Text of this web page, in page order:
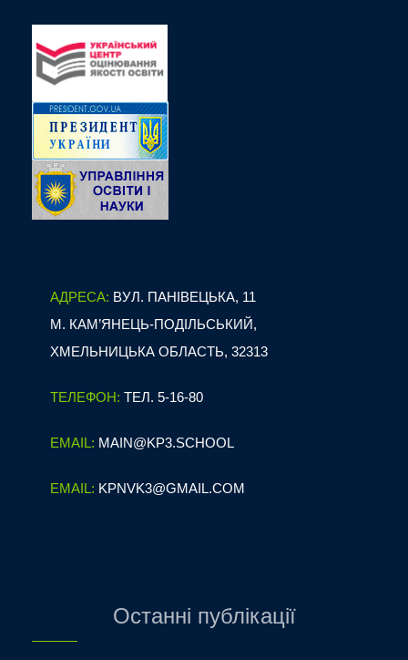
АДРЕСА: ВУЛ. ПАНІВЕЦЬКА, 11
М. КАМ’ЯНЕЦЬ-ПОДІЛЬСЬКИЙ,
ХМЕЛЬНИЦЬКА ОБЛАСТЬ, 32313
ТЕЛЕФОН: ТЕЛ. 5-16-80
EMAIL: MAIN@KP3.SCHOOL
EMAIL: KPNVK3@GMAIL.COM
Останні публікації